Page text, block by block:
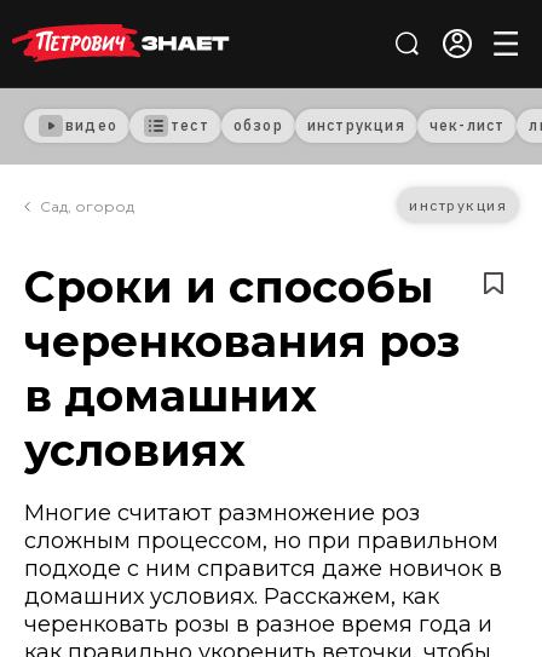
видео тест обзор инструкция чек-лист
Сад, огород инструкция
Сроки и способы
черенкования роз
в домашних
условиях
Многие считают размножение роз
сложным процессом, но при правильном
подходе с ним справится даже новичок в
домашних условиях. Расскажем, как
черенковать розы в разное время года и